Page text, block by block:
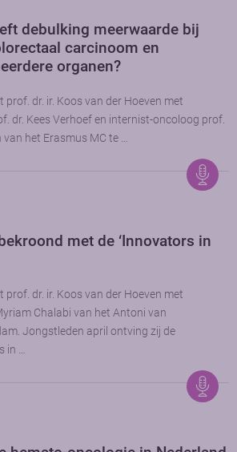
debulking meerwaarde bij
carcinoom en
organen?
prof. dr. ir. Koos van der Hoeven met
dr. Kees Verhoef en internist-oncoloog prof.
van het Erasmus MC te …
met de ‘Innovators in
prof. dr. ir. Koos van der Hoeven met
Chalabi van het Antoni van
Jongstleden april ontving zij de
in …